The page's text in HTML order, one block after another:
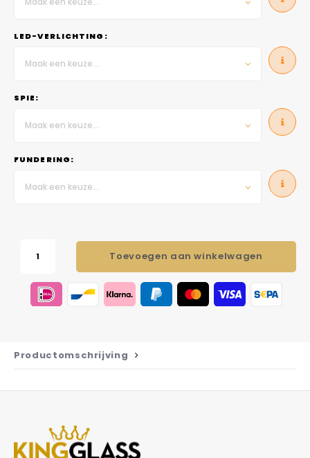
LED-VERLICHTING:
Maak een keuze...
SPIE:
Maak een keuze...
FUNDERING:
Maak een keuze...
Toevoegen aan winkelwagen
Productomschrijving